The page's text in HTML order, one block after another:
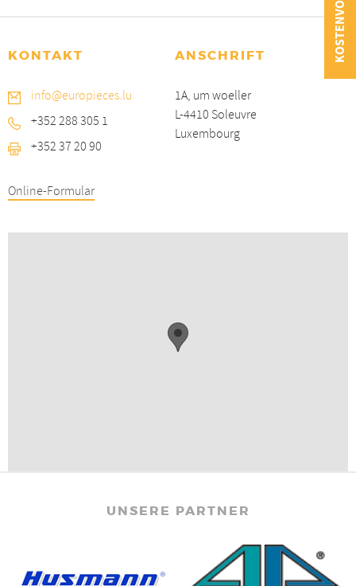
KONTAKT
info@europieces.lu
+352 288 305 1
+352 37 20 90
Online-Formular
ANSCHRIFT
1A, um woeller
L-4410 Soleuvre
Luxembourg
UNSERE PARTNER